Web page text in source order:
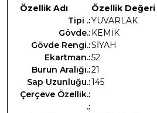
Özellik Adı
Özellik Değeri
Tipi .:YUVARLAK
Gövde.:KEMİK
Gövde Rengi.:SİYAH
Ekartman.:52
Burun Aralığı.:21
Sap Uzunluğu.:145
Çerçeve Özellik.:
.: